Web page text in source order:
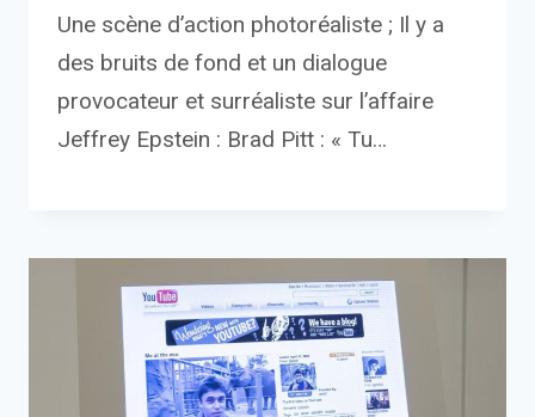
Une scène d’action photoréaliste ; Il y a
des bruits de fond et un dialogue
provocateur et surréaliste sur l’affaire
Jeffrey Epstein : Brad Pitt : « Tu…